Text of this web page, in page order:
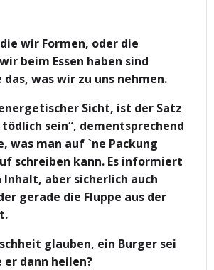
wir Formen, oder die
beim Essen haben sind
was wir zu uns nehmen.
Sicht, ist der Satz
tödlich sein“, dementsprechend
was man auf `ne Packung
schreiben kann. Es informiert
aber sicherlich auch
gerade die Fluppe aus der
glauben, ein Burger sei
dann heilen?